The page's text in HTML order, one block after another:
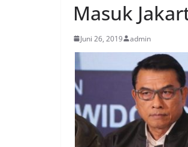
Masuk
Juni 26, 2019 admin